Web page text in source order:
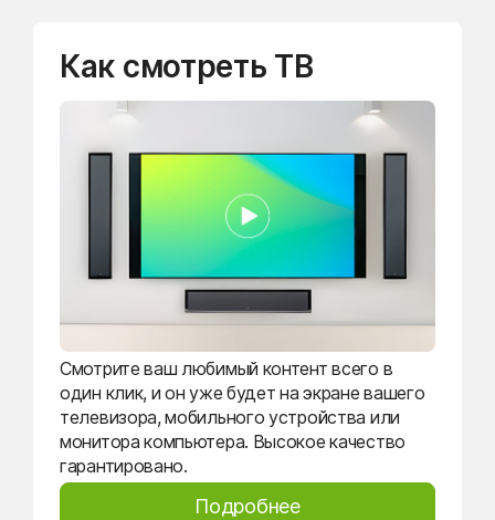
Как смотреть ТВ
Смотрите ваш любимый контент всего в
один клик, и он уже будет на экране вашего
телевизора, мобильного устройства или
монитора компьютера. Высокое качество
гарантировано.
Подробнее